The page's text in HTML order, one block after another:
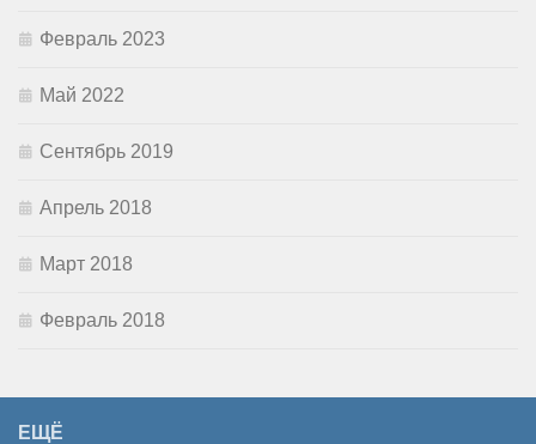
Февраль 2023
Май 2022
Сентябрь 2019
Апрель 2018
Март 2018
Февраль 2018
ЕЩЁ